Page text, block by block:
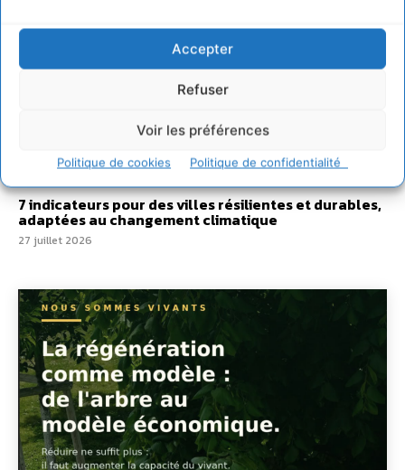
Accepter
Refuser
Voir les préférences
Politique de cookies Politique de confidentialité
non humaines avec les communs de Zoepolis
Un kit citoyen pour lever les freins au
développement des forêts comestibles dans nos
L’éco-anxiété informe et l’éco-lucidité transforme
7 indicateurs pour des villes résilientes et durables,
adaptées au changement climatique
27 juillet 2026